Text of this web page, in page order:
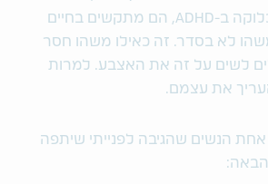
שמישהו מאובחן כלוקה ב-ADHD, הם מתקשים בחיים
לא בסדר. זה כאילו משהו חסר
לשים על זה את האצבע. למרות
את עצמם.
הנשים שהגיבה לפנייתי שיתפה